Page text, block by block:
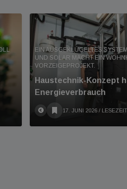
EIN AUSGEKLÜGELTES
UND SOLAR MACHT EIN
VORZEIGEPROJEKT.
Haustechnik-Konzept
Energieverbrauch
17. JUNI 2026 /